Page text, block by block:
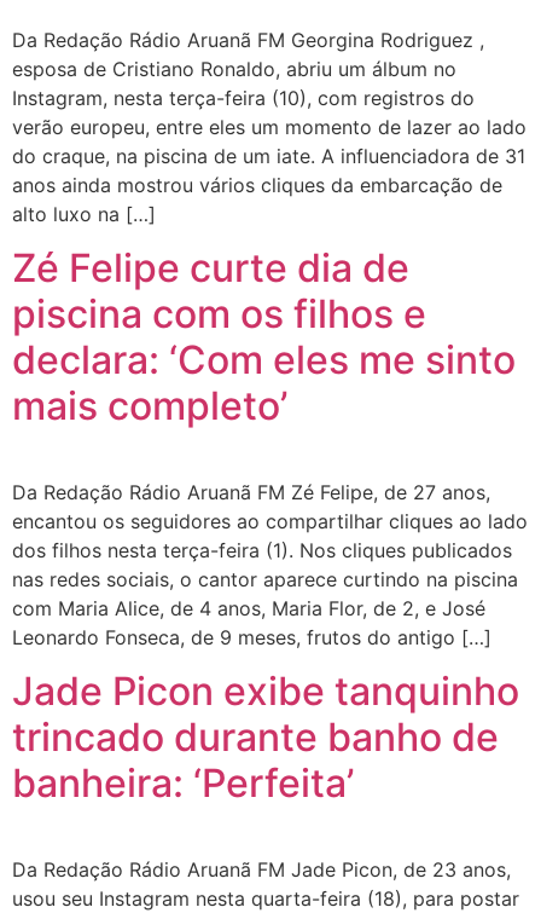
Da Redação Rádio Aruanã FM Georgina Rodriguez ,
esposa de Cristiano Ronaldo, abriu um álbum no
Instagram, nesta terça-feira (10), com registros do
verão europeu, entre eles um momento de lazer ao lado
do craque, na piscina de um iate. A influenciadora de 31
anos ainda mostrou vários cliques da embarcação de
alto luxo na […]
Zé Felipe curte dia de
piscina com os filhos e
declara: ‘Com eles me sinto
mais completo’
Da Redação Rádio Aruanã FM Zé Felipe, de 27 anos,
encantou os seguidores ao compartilhar cliques ao lado
dos filhos nesta terça-feira (1). Nos cliques publicados
nas redes sociais, o cantor aparece curtindo na piscina
com Maria Alice, de 4 anos, Maria Flor, de 2, e José
Leonardo Fonseca, de 9 meses, frutos do antigo […]
Jade Picon exibe tanquinho
trincado durante banho de
banheira: ‘Perfeita’
Da Redação Rádio Aruanã FM Jade Picon, de 23 anos,
usou seu Instagram nesta quarta-feira (18), para postar